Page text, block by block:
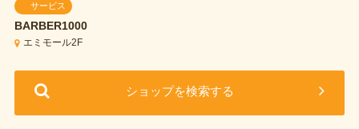
サービス
BARBER1000
エミモール2F
ショップを検索する